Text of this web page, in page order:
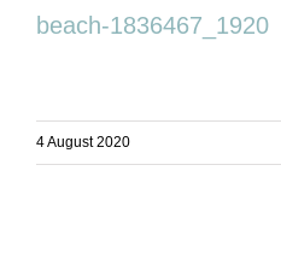
beach-1836467_1920
4 August 2020